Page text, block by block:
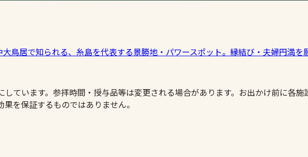
鳥居で知られる、糸島を代表する景勝地・パワースポット。縁結び・夫婦円満を
ています。参拝時間・授与品等は変更される場合があります。お出かけ前に各
を保証するものではありません。